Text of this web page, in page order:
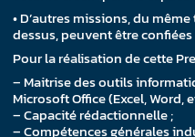
• D’autres missions, du
dessus, peuvent être
Pour la réalisation de cette
– Maitrise des outils
Microsoft Office (Excel, Word,
– Capacité rédactionnelle ;
– Compétences générales